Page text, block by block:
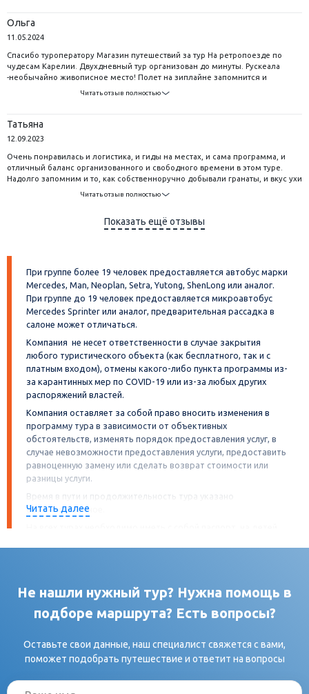
направление.
Ольга
11.05.2024
Спасибо туроператору Магазин путешествий за тур На ретропоезде по
чудесам Карелии. Двухдневный тур организован до минуты. Рускеала
-необычайно живописное место! Полет на зиплайне запомнится и
желающих насладиться природой Карелии - обувь должна быть удобной и
Читать отзыв полностью
Татьяна
12.09.2023
Очень понравилась и логистика, и гиды на местах, и сама программа, и
отличный баланс организованного и свободного времени в этом туре.
Надолго запомним и то, как собственноручно добывали гранаты, и вкус ухи
Читать отзыв полностью
Показать ещё отзывы
При группе более 19 человек предоставляется автобус марки
Mercedes, Man, Neoplan, Setra, Yutong, ShenLong или аналог.
При группе до 19 человек предоставляется микроавтобус
Mercedes Sprinter или аналог, предварительная рассадка в
салоне может отличаться.
Компания не несет ответственности в случае закрытия
любого туристического объекта (как бесплатного, так и с
платным входом), отмены какого-либо пункта программы из-
за карантинных мер по COVID-19 или из-за любых других
распоряжений властей.
Компания оставляет за собой право вносить изменения в
программу тура в зависимости от объективных
обстоятельств, изменять порядок предоставления услуг, в
случае невозможности предоставления услуги, предоставить
равноценную замену или сделать возврат стоимости или
разницы услуги.
Время в пути и продолжительность тура указано
ориентировочное.
зависимости от ограничений введённых регионом/
страной). Иностранные граждане должны иметь при
себе миграционную карту.
административных границ областей (субъектов) Российской
Федерации, за исключением границы города Москва и
Читать далее
Не нашли нужный тур? Нужна помощь в
подборе маршрута? Есть вопросы?
Оставьте свои данные, наш специалист свяжется с вами,
поможет подобрать путешествие и ответит на вопросы